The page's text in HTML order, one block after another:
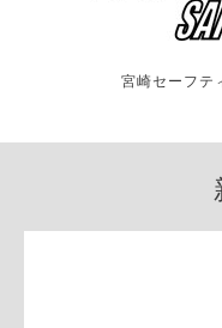
宮崎セーフテ